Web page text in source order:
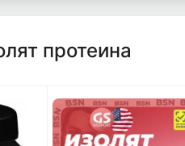
протеина